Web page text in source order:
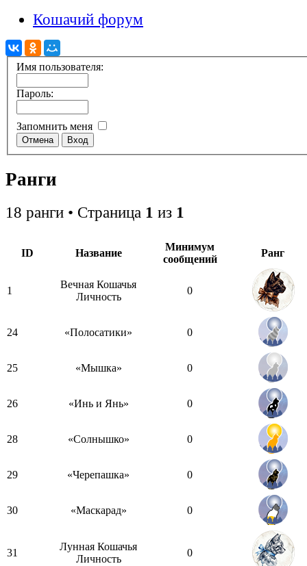
Кошачий форум
Имя пользователя:
Пароль:
Запомнить меня
Ранги
18 ранги • Страница 1 из 1
ID Название
Минимум
сообщений
Ранг
1
Вечная Кошачья
Личность
0
24 «Полосатики» 0
25 «Мышка» 0
26 «Инь и Янь» 0
28 «Солнышко» 0
29 «Черепашка» 0
30 «Маскарад» 0
31
Лунная Кошачья
Личность
0